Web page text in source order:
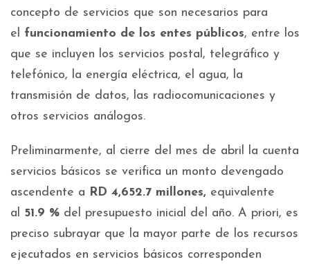
concepto de servicios que son necesarios para
el funcionamiento de los entes públicos, entre los
que se incluyen los servicios postal, telegráfico y
telefónico, la energía eléctrica, el agua, la
transmisión de datos, las radiocomunicaciones y
otros servicios análogos.
Preliminarmente, al cierre del mes de abril la cuenta
servicios básicos se verifica un monto devengado
ascendente a RD 4,652.7 millones, equivalente
al 51.9 % del presupuesto inicial del año. A priori, es
preciso subrayar que la mayor parte de los recursos
ejecutados en servicios básicos corresponden